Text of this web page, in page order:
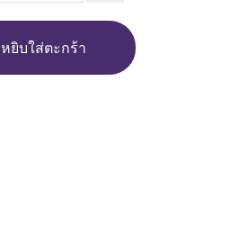
หยิบใส่ตะกร้า